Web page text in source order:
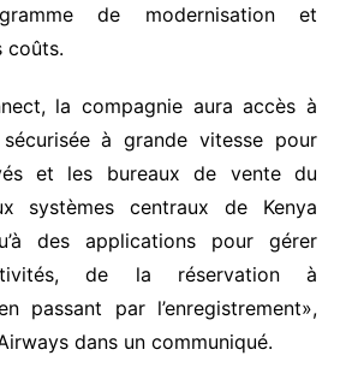
de modernisation et
coûts.
la compagnie aura accès à
à grande vitesse pour
et les bureaux de vente du
systèmes centraux de Kenya
des applications pour gérer
de la réservation à
passant par l’enregistrement»,
dans un communiqué.